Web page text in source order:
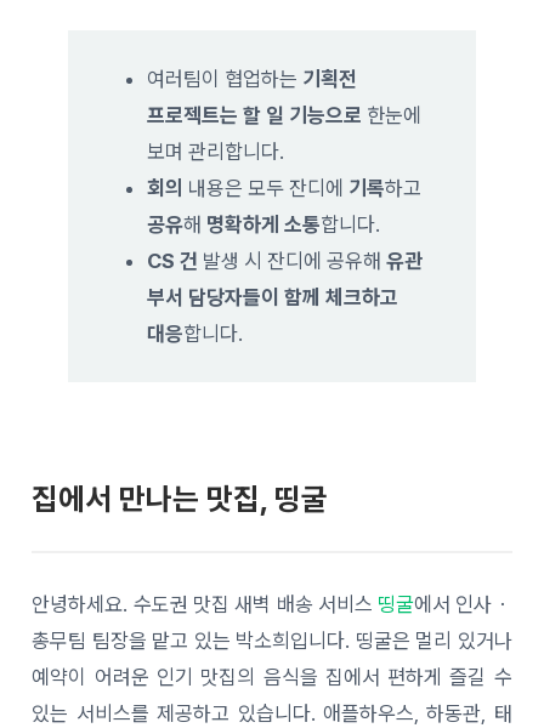
여러팀이 협업하는 기획전
프로젝트는할 일 기능으로 한눈에
보며 관리합니다.
회의 내용은 모두 잔디에 기록하고
공유해 명확하게 소통합니다.
CS건 발생 시 잔디에 공유해유관
부서 담당자들이 함께 체크하고
대응합니다.
집에서 만나는 맛집, 띵굴
안녕하세요. 수도권 맛집 새벽 배송 서비스 띵굴에서 인사・
총무팀 팀장을 맡고 있는 박소희입니다. 띵굴은 멀리 있거나
예약이 어려운 인기 맛집의 음식을 집에서 편하게 즐길 수
있는 서비스를 제공하고 있습니다. 애플하우스, 하동관, 태